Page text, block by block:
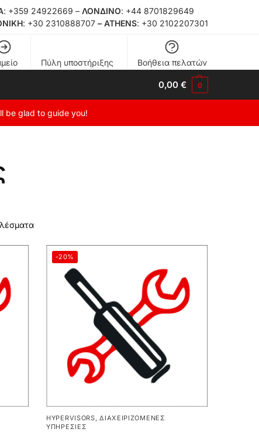
: +359 24922669 – ΛΟΝΔΙΝΟ: +44 8701829649
: +30 2310888707 – ATHENS: +30 2102207301
Πύλη υποστήριξης Βοήθεια πελατών
0,00€ 0
be glad to guide you!
-20%
HYPERVISORS,ΔΙΑΧΕΙΡΙΖΌΜΕΝΕΣ
ΥΠΗΡΕΣΊΕΣ